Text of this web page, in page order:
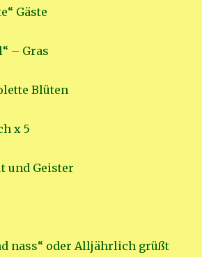
Gäste
– Gras
Blüten
x 5
und Geister
nass“ oder Alljährlich grüßt